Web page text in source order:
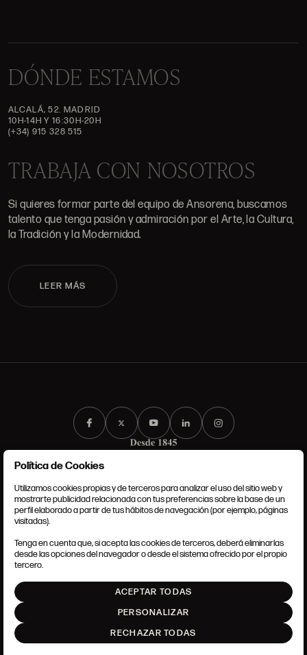
DÓNDE ESTAMOS
ALCALÁ, 52. MADRID
10H-14H Y 16:30H-20H
(+34) 915 328 515
TRABAJA CON NOSOTROS
Si quieres formar parte del equipo de Ansorena, buscamos
talento que tenga pasión y admiración por el Arte, la Cultura,
la Tradición y la Modernidad.
LEER MÁS
CONDICIONES GENERALES
POLÍTICA DE COOKIES
AJUSTE DE COOKIES
Política de Cookies
Utilizamos cookies propias y de terceros para analizar el uso del sitio web y
mostrarte publicidad relacionada con tus preferencias sobre la base de un
perfil elaborado a partir de tus hábitos de navegación (por ejemplo, páginas
visitadas).
Tenga en cuenta que, si acepta las cookies de terceros, deberá eliminarlas
desde las opciones del navegador o desde el sistema ofrecido por el propio
tercero.
ACEPTAR TODAS
PERSONALIZAR
RECHAZAR TODAS